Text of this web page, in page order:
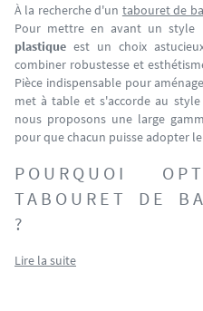
À la recherche d'un tabouret de
Pour mettre en avant un style
plastique est un choix
combiner robustesse et
Pièce indispensable pour
met à table ets'accorde au
nous proposons une large
pour que chacun puisse adopter
POURQUOI
TABOURET DE
?
Lire la suite